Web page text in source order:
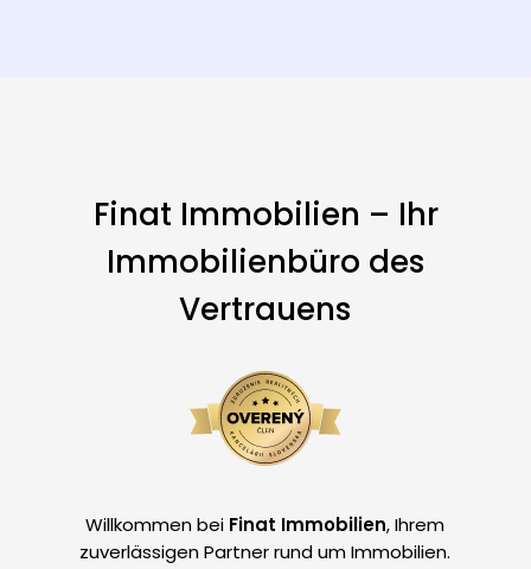
Finat Immobilien – Ihr
Immobilienbüro des
Vertrauens
Willkommen bei Finat Immobilien, Ihrem
zuverlässigen Partner rund um Immobilien.